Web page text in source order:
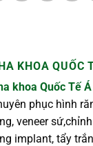
KHOA QUỐC
khoa Quốc Tế
phục hình
veneer
implant, tẩy